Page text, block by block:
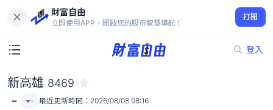
財富自由
立即使用APP，開啟您的股市智慧導航！
打開
登入
-
新高雄 8469
- - 最近更新時間： 2026/08/08 08:16